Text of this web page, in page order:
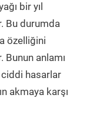
bir yıl
Bu durumda
özelliğini
anlamı
hasarlar
akmaya karşı